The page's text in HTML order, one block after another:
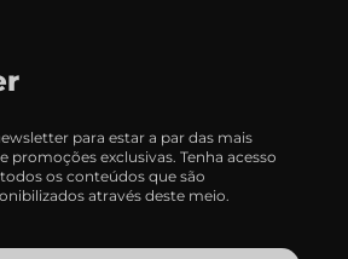
para estar a par das mais
promoções exclusivas. Tenha acesso
os conteúdos que são
através deste meio.